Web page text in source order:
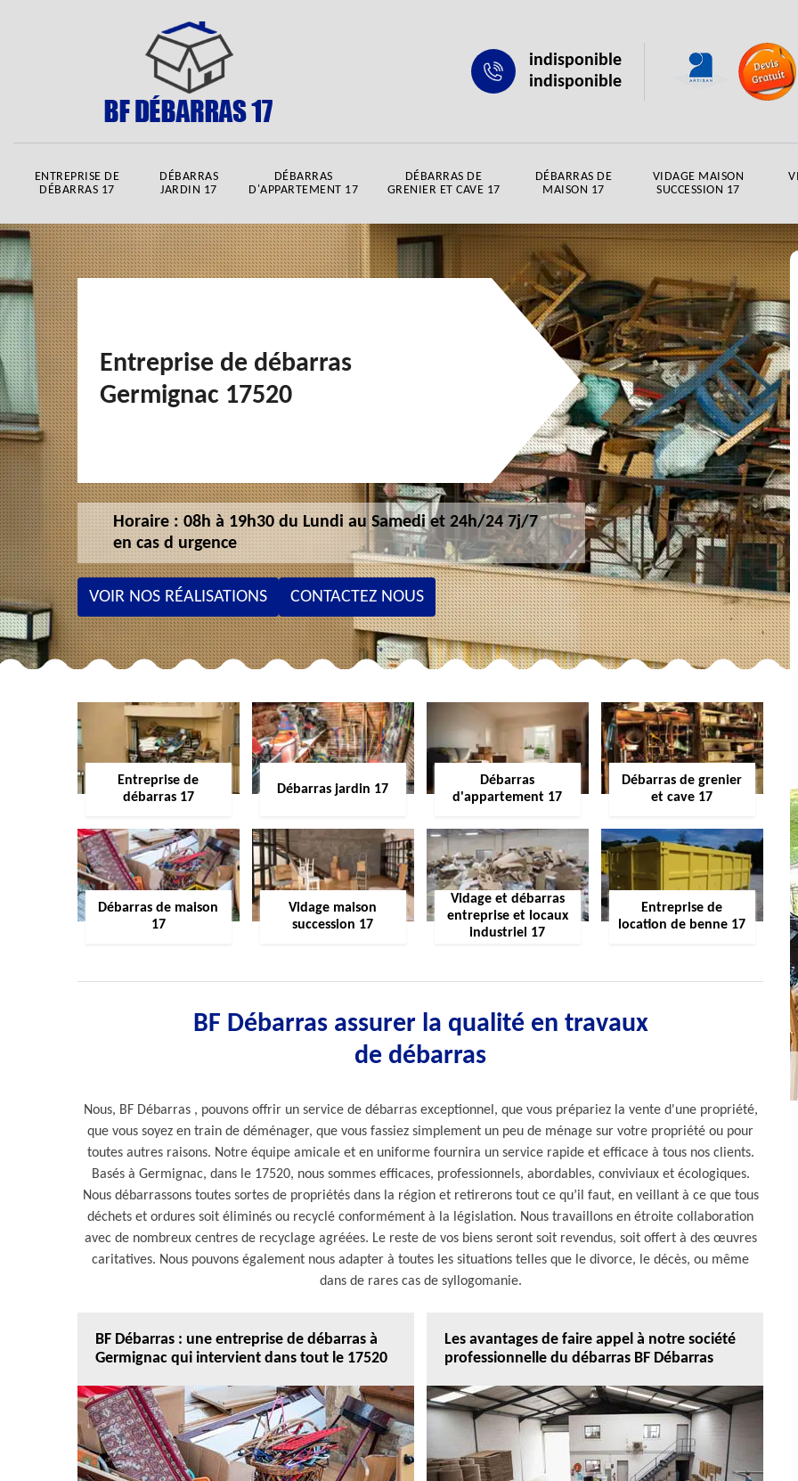
indisponible
indisponible
ENTREPRISE DE
DÉBARRAS 17
DÉBARRAS
JARDIN 17
DÉBARRAS
D'APPARTEMENT 17
DÉBARRAS DE
GRENIER ET CAVE 17
DÉBARRAS DE
MAISON 17
VIDAGE MAISON
SUCCESSION 17
Entreprise de débarras
Germignac 17520
Horaire : 08h à 19h30 du Lundi au Samedi et 24h/24 7j/7
en cas d urgence
VOIR NOS RÉALISATIONS CONTACTEZ NOUS
Entreprise de
débarras 17
Débarras jardin 17
Débarras
d'appartement 17
Débarras de grenier
et cave 17
Débarras de maison
17
Vidage maison
succession 17
Vidage et débarras
entreprise et locaux
industriel 17
Entreprise de
location de benne 17
BF Débarras assurer la qualité en travaux
de débarras
Nous, BF Débarras , pouvons offrir un service de débarras exceptionnel, que vous prépariez la vente d'une propriété,
que vous soyez en train de déménager, que vous fassiez simplement un peu de ménage sur votre propriété ou pour
toutes autres raisons. Notre équipe amicale et en uniforme fournira un service rapide et efficace à tous nos clients.
Basés à Germignac, dans le 17520, nous sommes efficaces, professionnels, abordables, conviviaux et écologiques.
Nous débarrassons toutes sortes de propriétés dans la région et retirerons tout ce qu’il faut, en veillant à ce que tous
déchets et ordures soit éliminés ou recyclé conformément à la législation. Nous travaillons en étroite collaboration
avec de nombreux centres de recyclage agréées. Le reste de vos biens seront soit revendus, soit offert à des œuvres
caritatives. Nous pouvons également nous adapter à toutes les situations telles que le divorce, le décès, ou même
dans de rares cas de syllogomanie.
BF Débarras : une entreprise de débarras à
Germignac qui intervient dans tout le 17520
Les avantages de faire appel à notre société
professionnelle du débarras BF Débarras